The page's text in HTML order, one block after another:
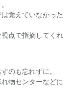
覚えていなかった
点で指摘してくれ
のも忘れずに。
物センターなどに